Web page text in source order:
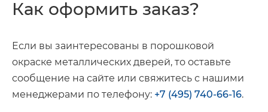
Как оформить заказ?
Если вы заинтересованы в порошковой
окраске металлических дверей, то оставьте
сообщение на сайте или свяжитесь с нашими
менеджерами по телефону: +7 (495) 740-66-16.